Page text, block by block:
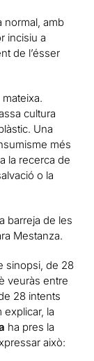
normal, amb
incisiu a
de l’ésser
cultura
Una
més
la recerca de
o la
barreja de les
Mestanza.
sinopsi, de 28
veuràs entre
28 intents
la
ha pres la
això: